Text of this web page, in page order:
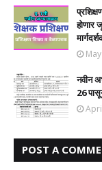
होणार
नवीन
26
POST A